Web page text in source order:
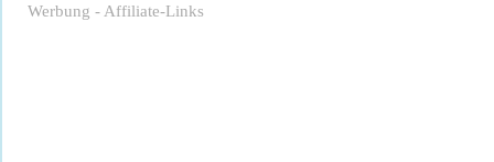
Werbung - Affiliate-Links